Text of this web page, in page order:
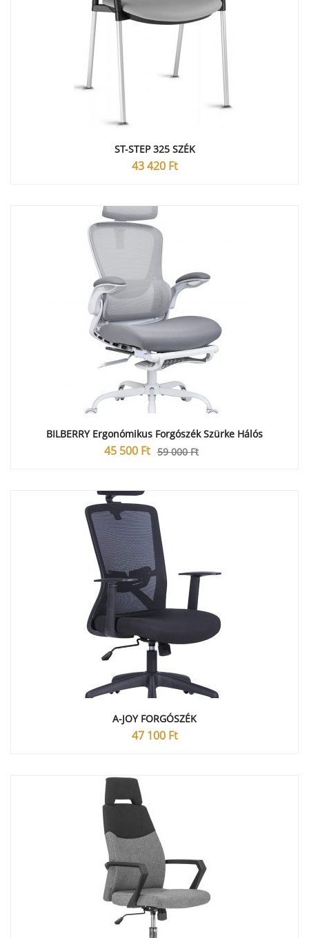
ST-STEP 325 SZÉK
43 420 Ft
BILBERRY Ergonómikus Forgószék Szürke Hálós
59 000Ft
45 500 Ft
A-JOY FORGÓSZÉK
47 100 Ft